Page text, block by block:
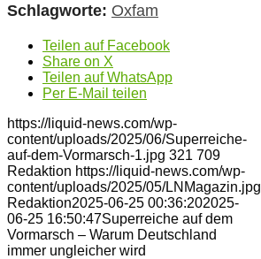
Schlagworte: Oxfam
Teilen auf Facebook
Share on X
Teilen auf WhatsApp
Per E-Mail teilen
https://liquid-news.com/wp-
content/uploads/2025/06/Superreiche-
auf-dem-Vormarsch-1.jpg 321 709
Redaktion https://liquid-news.com/wp-
content/uploads/2025/05/LNMagazin.jpg
Redaktion2025-06-25 00:36:202025-
06-25 16:50:47Superreiche auf dem
Vormarsch – Warum Deutschland
immer ungleicher wird